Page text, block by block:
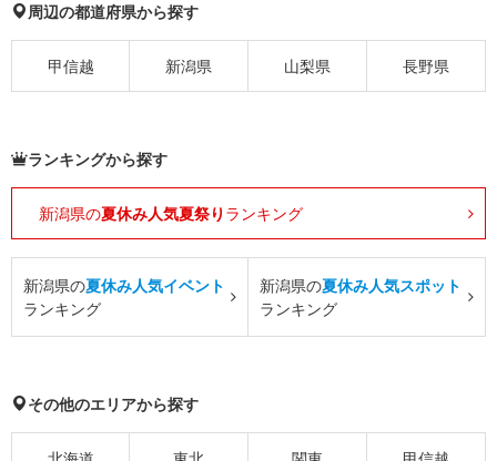
周辺の都道府県から探す
甲信越 新潟県 山梨県 長野県
ランキングから探す
新潟県の夏休み人気夏祭り ランキング
新潟県の夏休み人気イベント
ランキング
新潟県の夏休み人気スポット
ランキング
その他のエリアから探す